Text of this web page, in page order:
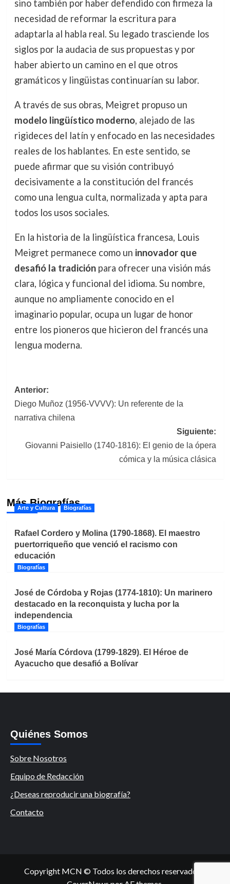
sino también por haber defendido con firmeza la
necesidad de reformar la escritura para
adaptarla al habla real. Su legado trasciende los
siglos por la audacia de sus propuestas y por
haber abierto un camino en el que otros
gramáticos y lingüistas continuarían su labor.
A través de sus obras, Meigret propuso un
modelo lingüístico moderno, alejado de las
rigideces del latín y enfocado en las necesidades
reales de los hablantes. En este sentido, se
puede afirmar que su visión contribuyó
decisivamente a la constitución del francés
como una lengua culta, normalizada y apta para
todos los usos sociales.
En la historia de la lingüística francesa, Louis
Meigret permanece como un innovador que
desafió la tradiciónpara ofrecer una visión más
clara, lógica y funcional del idioma. Su nombre,
aunque no ampliamente conocido en el
imaginario popular, ocupa un lugar de honor
entre los pioneros que hicieron del francés una
lengua moderna.
Navegación
de
Anterior:
Diego Muñoz (1956-VVVV): Un referente de la
narrativa chilena
Siguiente:
Giovanni Paisiello (1740-1816): El genio de la ópera
cómica y la música clásica
Más Biografías
Arte y Cultura Biografías
Rafael Cordero y Molina (1790-1868). El maestro
puertorriqueño que venció el racismo con
educación
Biografías
José de Córdoba y Rojas (1774-1810): Un marinero
destacado en la reconquista y lucha por la
independencia
Biografías
José María Córdova (1799-1829). El Héroe de
Ayacucho que desafió a Bolívar
Quiénes Somos
Sobre Nosotros
Equipo de Redacción
¿Deseas reproducir una biografía?
Contacto
Copyright MCN © Todos los derechos reservados.